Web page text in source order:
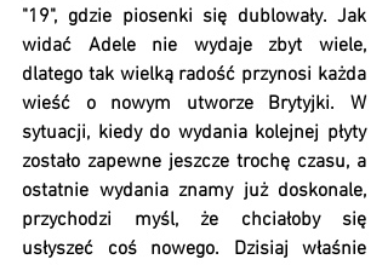
"19", gdzie piosenki się dublowały. Jak
widać Adele nie wydaje zbyt wiele,
dlatego tak wielką radość przynosi każda
wieść o nowym utworze Brytyjki. W
sytuacji, kiedy do wydania kolejnej płyty
zostało zapewne jeszcze trochę czasu, a
ostatnie wydania znamy już doskonale,
przychodzi myśl, że chciałoby się
usłyszeć coś nowego. Dzisiaj właśnie